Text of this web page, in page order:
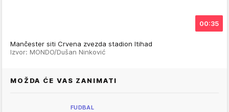
00:35
Mančester siti Crvena zvezda stadion Itihad
Izvor: MONDO/Dušan Ninković
MOŽDA ĆE VAS ZANIMATI
FUDBAL